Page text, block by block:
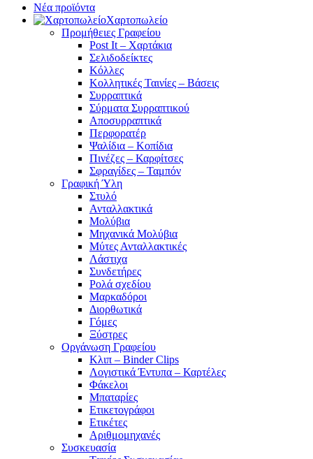
Νέα προϊόντα
Χαρτοπωλείο
Προμήθειες Γραφείου
Post It – Χαρτάκια
Σελιδοδείκτες
Κόλλες
Κολλητικές Ταινίες – Βάσεις
Συρραπτικά
Σύρματα Συρραπτικού
Αποσυρραπτικά
Περφορατέρ
Ψαλίδια – Κοπίδια
Πινέζες – Καρφίτσες
Σφραγίδες – Ταμπόν
Γραφική Ύλη
Στυλό
Ανταλλακτικά
Μολύβια
Μηχανικά Μολύβια
Μύτες Ανταλλακτικές
Λάστιχα
Συνδετήρες
Ρολά σχεδίου
Μαρκαδόροι
Διορθωτικά
Γόμες
Ξύστρες
Οργάνωση Γραφείου
Κλιπ – Binder Clips
Λογιστικά Έντυπα – Καρτέλες
Φάκελοι
Μπαταρίες
Ετικετογράφοι
Ετικέτες
Αριθμομηχανές
Συσκευασία